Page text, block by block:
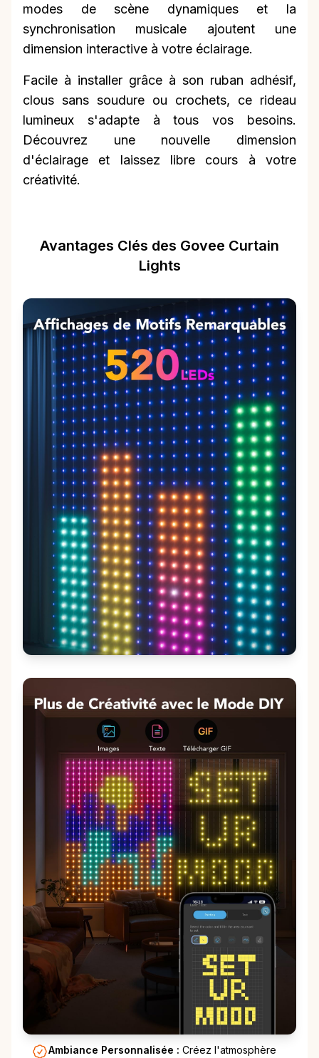
modes de scène dynamiques et la
synchronisation musicale ajoutent une
dimension interactive à votre éclairage.
Facile à installer grâce à son ruban adhésif,
clous sans soudure ou crochets, ce rideau
lumineux s'adapte à tous vos besoins.
Découvrez une nouvelle dimension
d'éclairage et laissez libre cours à votre
créativité.
Avantages Clés des Govee Curtain
Lights
Ambiance Personnalisée : Créez l'atmosphère